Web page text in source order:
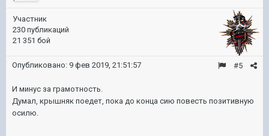
Участник
230 публикаций
21 351 бой
#5
Опубликовано: 9 фев 2019, 21:51:57
И минус за грамотность.
Думал, крышняк поедет, пока до конца сию повесть позитивную
осилю.